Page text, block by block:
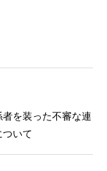
者を装った不審な連
いて